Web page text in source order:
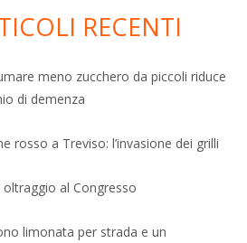
RECENTI
meno zucchero da piccoli riduce
di demenza
rosso a Treviso: l’invasione dei grilli
oltraggio al Congresso
limonata per strada e un